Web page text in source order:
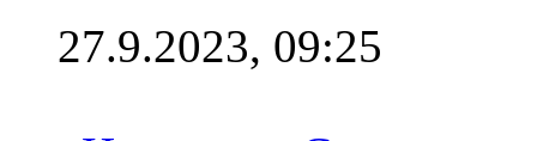
27.9.2023, 09:25